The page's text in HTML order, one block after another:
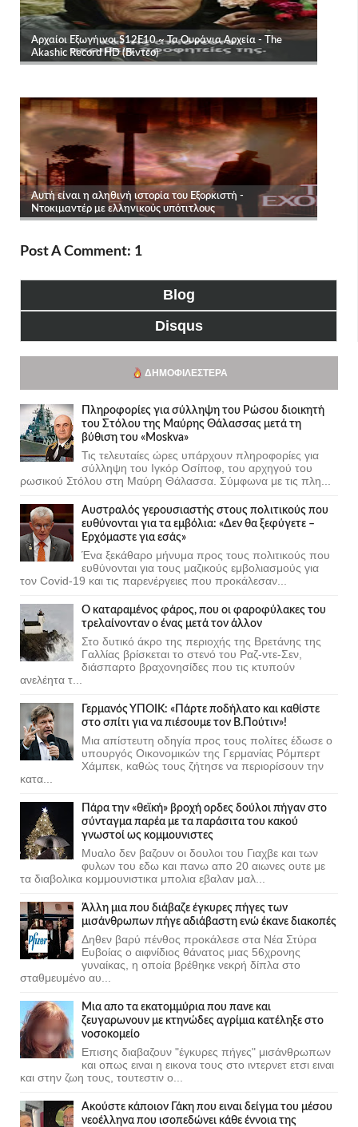
Post A Comment: 1
Blog
Disqus
ΔΗΜΟΦΙΛΈΣΤΕΡΑ
Πληροφορίες για σύλληψη του Ρώσου διοικητή
του Στόλου της Mαύρης Θάλασσας μετά τη
βύθιση του «Moskva»
Τις τελευταίες ώρες υπάρχουν πληροφορίες για
σύλληψη του Ιγκόρ Οσίποφ, του αρχηγού του
ρωσικού Στόλου στη Μαύρη Θάλασσα. Σύμφωνα με τις πλη...
Αυστραλός γερουσιαστής στους πολιτικούς που
ευθύνονται για τα εμβόλια: «Δεν θα ξεφύγετε –
Ερχόμαστε για εσάς»
Ένα ξεκάθαρο μήνυμα προς τους πολιτικούς που
ευθύνονται για τους μαζικούς εμβολιασμούς για
τον Covid-19 και τις παρενέργειες που προκάλεσαν...
Ο καταραμένος φάρος, που οι φαροφύλακες του
τρελαίνονταν ο ένας μετά τον άλλον
Στο δυτικό άκρο της περιοχής της Βρετάνης της
Γαλλίας βρίσκεται το στενό του Ραζ-ντε-Σεν,
διάσπαρτο βραχονησίδες που τις κτυπούν
ανελέητα τ...
Γερμανός ΥΠΟΙΚ: «Πάρτε ποδήλατο και καθίστε
στο σπίτι για να πιέσουμε τον Β.Πούτιν»!
Μια απίστευτη οδηγία προς τους πολίτες έδωσε ο
υπουργός Οικονομικών της Γερμανίας Ρόμπερτ
Χάμπεκ, καθώς τους ζήτησε να περιορίσουν την
κατα...
Πάρα την «θεϊκή» βροχή ορδες δούλοι πήγαν στο
σύνταγμα παρέα με τα παράσιτα του κακού
γνωστοί ως κομμουνιστες
Μυαλο δεν βαζουν οι δουλοι του Γιαχβε και των
φυλων του εδω και πανω απο 20 αιωνες ουτε με
τα διαβολικα κομμουνιστικα μπολια εβαλαν μαλ...
Άλλη μια που διάβαζε έγκυρες πήγες των
μισάνθρωπων πήγε αδιάβαστη ενώ έκανε διακοπές
Δηθεν βαρύ πένθος προκάλεσε στα Νέα Στύρα
Ευβοίας ο αιφνίδιος θάνατος μιας 56χρονης
γυναίκας, η οποία βρέθηκε νεκρή δίπλα στο
σταθμευμένο αυ...
Μια απο τα εκατομμύρια που πανε και
ζευγαρωνουν με κτηνώδες αγρίμια κατέληξε στο
νοσοκομείο
Επισης διαβαζουν "έγκυρες πήγες" μισάνθρωπων
και οπως ειναι η εικονα τους στο ιντερνετ ετσι ειναι
και στην ζωη τους, τουτεστιν ο...
Ακούστε κάποιον Γάκη που ειναι δείγμα του μέσου
νεοέλληνα που ισοπεδώνει κάθε έννοια της